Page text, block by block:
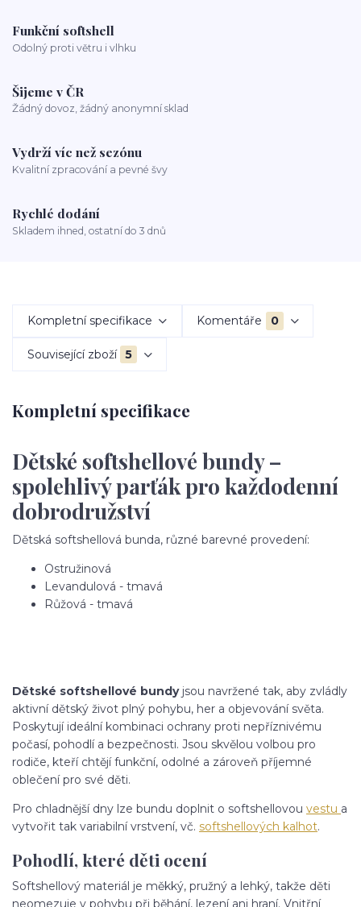
Funkční softshell
Odolný proti větru i vlhku
Šijeme v ČR
Žádný dovoz, žádný anonymní sklad
Vydrží víc než sezónu
Kvalitní zpracování a pevné švy
Rychlé dodání
Skladem ihned, ostatní do 3 dnů
Kompletní specifikace Komentáře 0
Související zboží 5
Kompletní specifikace
Dětské softshellové bundy –
spolehlivý parťák pro každodenní
dobrodružství
Dětská softshellová bunda, různé barevné provedení:
Ostružinová
Levandulová - tmavá
Růžová - tmavá
Dětské softshellové bundyjsou navržené tak, aby zvládly
aktivní dětský život plný pohybu, her a objevování světa.
Poskytují ideální kombinaci ochrany proti nepříznivému
počasí, pohodlí a bezpečnosti. Jsou skvělou volbou pro
rodiče, kteří chtějí funkční, odolné a zároveň příjemné
oblečení pro své děti.
Pro chladnější dny lze bundu doplnit o softshellovou vestu a
vytvořit tak variabilní vrstvení, vč. softshellových kalhot.
Pohodlí, které děti ocení
Softshellový materiál je měkký, pružný a lehký, takže děti
neomezuje v pohybu při běhání, lezení ani hraní. Vnitřní